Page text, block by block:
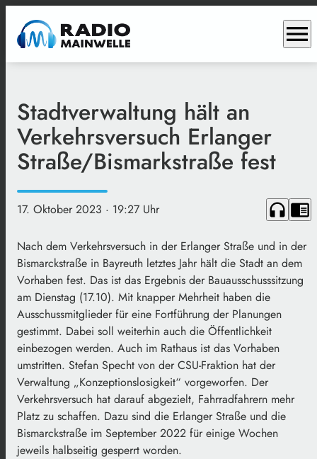
menu
Stadtverwaltung hält an
Verkehrsversuch Erlanger
Straße/Bismarkstraße fest
17. Oktober 2023 · 19:27 Uhr headphones chrome_reader_mode
Nach dem Verkehrsversuch in der Erlanger Straße und in der
Bismarckstraße in Bayreuth letztes Jahr hält die Stadt an dem
Vorhaben fest. Das ist das Ergebnis der Bauausschusssitzung
am Dienstag (17.10). Mit knapper Mehrheit haben die
Ausschussmitglieder für eine Fortführung der Planungen
gestimmt. Dabei soll weiterhin auch die Öffentlichkeit
einbezogen werden. Auch im Rathaus ist das Vorhaben
umstritten. Stefan Specht von der CSU-Fraktion hat der
Verwaltung „Konzeptionslosigkeit“ vorgeworfen. Der
Verkehrsversuch hat darauf abgezielt, Fahrradfahrern mehr
Platz zu schaffen. Dazu sind die Erlanger Straße und die
Bismarckstraße im September 2022 für einige Wochen
jeweils halbseitig gesperrt worden.